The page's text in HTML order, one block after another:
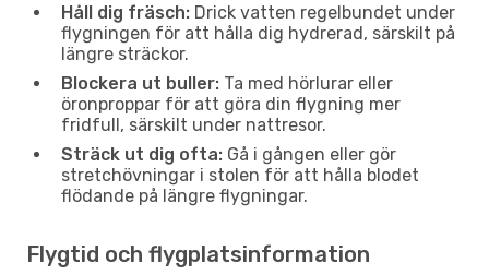
Håll dig fräsch: Drick vatten regelbundet under
flygningen för att hålla dig hydrerad, särskilt på
längre sträckor.
Blockera ut buller: Ta med hörlurar eller
öronproppar för att göra din flygning mer
fridfull, särskilt under nattresor.
Sträck ut dig ofta: Gå i gången eller gör
stretchövningar i stolen för att hålla blodet
flödande på längre flygningar.
Flygtid och flygplatsinformation